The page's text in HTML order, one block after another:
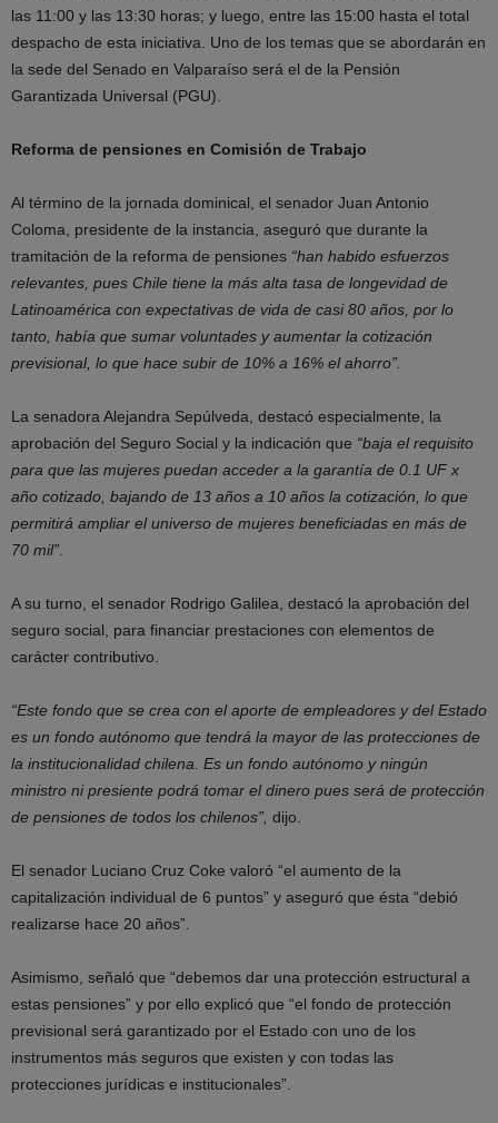
las 11:00 y las 13:30 horas; y luego, entre las 15:00 hasta el total
despacho de esta iniciativa. Uno de los temas que se abordarán en
la sede del Senado en Valparaíso será el de la Pensión
Garantizada Universal (PGU).
Reforma de pensiones en Comisión de Trabajo
Al término de la jornada dominical, el senador Juan Antonio
Coloma, presidente de la instancia, aseguró que durante la
tramitación de la reforma de pensiones “han habido esfuerzos
relevantes, pues Chile tiene la más alta tasa de longevidad de
Latinoamérica con expectativas de vida de casi 80 años, por lo
tanto, había que sumar voluntades y aumentar la cotización
previsional, lo que hace subir de 10% a 16% el ahorro”.
La senadora Alejandra Sepúlveda, destacó especialmente, la
aprobación del Seguro Social y la indicación que “baja el requisito
para que las mujeres puedan acceder a la garantía de 0.1 UF x
año cotizado, bajando de 13 años a 10 años la cotización, lo que
permitirá ampliar el universo de mujeres beneficiadas en más de
70 mil”.
A su turno, el senador Rodrigo Galilea, destacó la aprobación del
seguro social, para financiar prestaciones con elementos de
carácter contributivo.
“Este fondo que se crea con el aporte de empleadores y del Estado
es un fondo autónomo que tendrá la mayor de las protecciones de
la institucionalidad chilena. Es un fondo autónomo y ningún
ministro ni presiente podrá tomar el dinero pues será de protección
de pensiones de todos los chilenos”, dijo.
El senador Luciano Cruz Coke valoró “el aumento de la
capitalización individual de 6 puntos” y aseguró que ésta “debió
realizarse hace 20 años”.
Asimismo, señaló que “debemos dar una protección estructural a
estas pensiones” y por ello explicó que “el fondo de protección
previsional será garantizado por el Estado con uno de los
instrumentos más seguros que existen y con todas las
protecciones jurídicas e institucionales”.